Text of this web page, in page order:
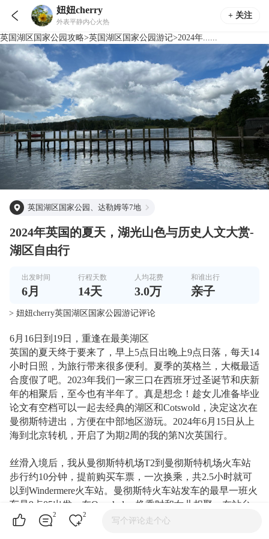
 妞妞cherry
外表平静内心火热
+ 关注
英国湖区国家公园 攻略>英国湖区国家公园 游记>2024年......
英国湖区国家公园、达勒姆等7地
2024年英国的夏天，湖光山色与历史人文大赏-
湖区自由行
出发时间
6月
行程天数
14天
人均花费
3.0万
和谁出行
亲子
> 妞妞cherry英国湖区国家公园游记评论
6月16日到19日，重逢在最美湖区
英国的夏天终于要来了，早上5点日出晚上9点日落，每天14
小时日照，为旅行带来很多便利。夏季的英格兰，大概最适
合度假了吧。2023年我们一家三口在西班牙过圣诞节和庆新
年的相聚后，至今也有半年了。真是想念！趁女儿准备毕业
论文有空档可以一起去经典的湖区和Cotswold，决定这次在
曼彻斯特进出，方便在中部地区游玩。2024年6月15日从上
海到北京转机，开启了为期2周的我的第N次英国行。
丝滑入境后，我从曼彻斯特机场T2到曼彻斯特机场火车站
步行约10分钟，提前购买车票，一次换乘，共2.5小时就可
以到Windermere火车站。曼彻斯特火车站发车的最早一班火
车是9点05出发。在Oxenholme换乘时和女儿相聚。在站台
上她就迫不及待地品尝起我从上海带去的零食。
2 2
写个评论走个心